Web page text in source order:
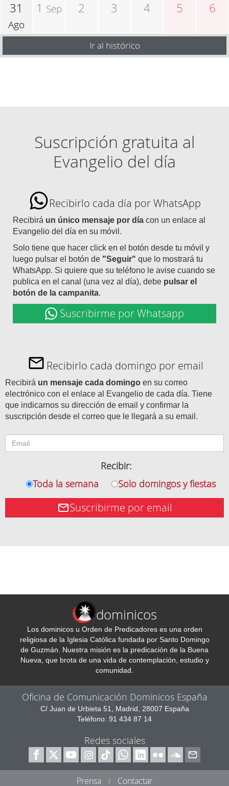
31
Ago
1 Sep 2 3 4 5 6
Ir al histórico
Suscripción gratuita al
Evangelio del día
Recibirlo cada día por WhatsApp
Recibirá un único mensaje por día con un enlace al
Evangelio del día en su móvil.
Solo tiene que hacer click en el botón desde tu móvil y
luego pulsar el botón de "Seguir" que lo mostrará tu
WhatsApp. Si quiere que su teléfono le avise cuando se
publica en el canal (una vez al día), debe pulsar el
botón de la campanita.
Suscribirme por Whatsapp
Recibirlo cada domingo por email
Recibirá un mensaje cada domingo en su correo
electrónico con el enlace al Evangelio de cada día. Tiene
que indicarnos su dirección de email y confirmar la
suscripción desde el correo que le llegará a su email.
Recibir:
Toda la semana
Solo domingos y fiestas
Suscribirme por email
dominicos
Los dominicos u Orden de Predicadores es una orden
religiosa de la Iglesia Católica fundada por Santo Domingo
de Guzmán. Nuestra misión es la predicación de la Buena
Nueva, que brota de una vida de contemplación, estudio y
comunidad.
Oficina de Comunicación Dominicos España
C/ Juan de Urbieta 51, Madrid, 28007 España
Teléfono: 91 434 87 14
Redes sociales
Prensa / Contactar